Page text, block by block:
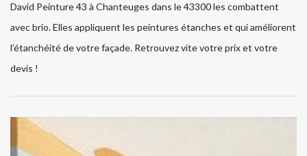
David Peinture 43 à Chanteuges dans le 43300 les combattent
avec brio. Elles appliquent les peintures étanches et qui améliorent
l’étanchéité de votre façade. Retrouvez vite votre prix et votre
devis !